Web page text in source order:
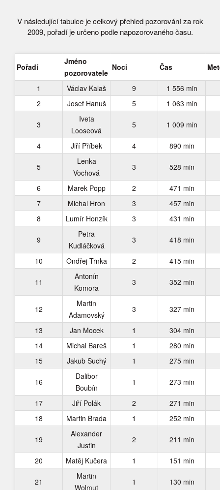
V následující tabulce je celkový přehled pozorování za rok
2009, pořadí je určeno podle napozorovaného času.
Pořadí
Jméno
pozorovatele
Noci Čas
1 Václav Kalaš 9
1 556 min
2
Josef Hanuš 5 1 063 min
3
Iveta
Looseová
5 1 009 min
4 Jiří Příbek 4 890 min
5
Lenka
Vochová
3 528 min
6 Marek Popp 2
471 min
7
Michal Hron 3
457 min
8
Lumír Honzík 3 431 min
9
Petra
Kudláčková
3 418 min
10 Ondřej Trnka 2 415 min
11
Antonín
Komora
3 352 min
12
Martin
Adamovský
3 327 min
13 Jan Mocek 1
304 min
14
Michal Bareš 1
280 min
15
Jakub Suchý 1 275 min
16
Dalibor
Boubín
1 273 min
17 Jiří Polák 2
271 min
18
Martin Brada 1 252 min
19
Alexander
Justin
2 211 min
20 Matěj Kučera 1 151 min
21
Martin
Wolmut
1 130 min